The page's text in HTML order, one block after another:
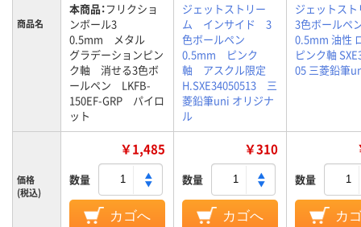
商品名
本商品：フリクショ
ンボール3
0.5mm メタル
グラデーションピン
ク軸 消せる3色ボ
ールペン LKFB-
150EF-GRP パイロ
ット
ジェットストリー
ム インサイド 3
色ボールペン
0.5mm ピンク
軸 アスクル限定
H.SXE34050513 三
菱鉛筆uni オリジナ
ル
ジェットス
3色ボールペ
0.5mm 油性
ピンク軸
05 三菱鉛筆
価格
(税込)
￥1,485
数量
カゴへ
￥310
数量
カゴへ
数量
カ